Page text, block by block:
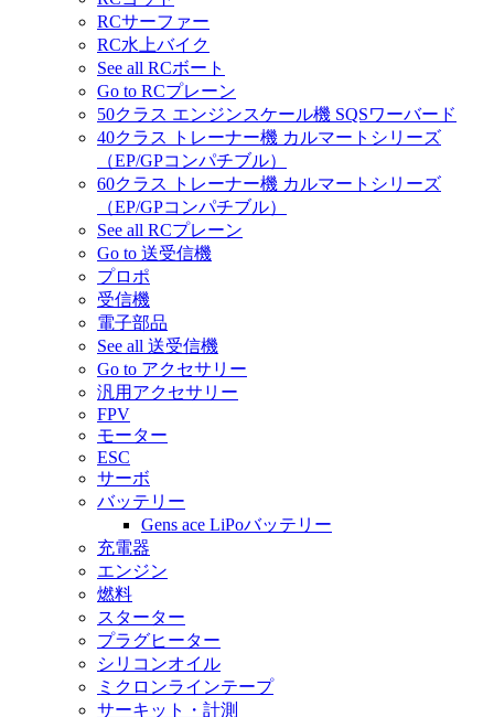
RCサーファー
RC水上バイク
See all RCボート
Go to RCプレーン
50クラス エンジンスケール機 SQSワーバード
40クラス トレーナー機 カルマートシリーズ
（EP/GPコンパチブル）
60クラス トレーナー機 カルマートシリーズ
（EP/GPコンパチブル）
See all RCプレーン
Go to 送受信機
プロポ
受信機
電子部品
See all 送受信機
Go to アクセサリー
汎用アクセサリー
FPV
モーター
ESC
サーボ
バッテリー
Gens ace LiPoバッテリー
充電器
エンジン
燃料
スターター
プラグヒーター
シリコンオイル
ミクロンラインテープ
サーキット・計測